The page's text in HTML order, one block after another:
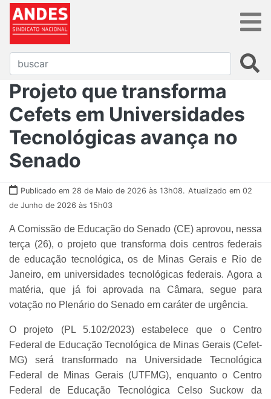
Projeto que transforma
Cefets em Universidades
Tecnológicas avança no
Senado
Publicado em 28 de Maio de 2026 às 13h08. Atualizado em 02
de Junho de 2026 às 15h03
A Comissão de Educação do Senado (CE) aprovou, nessa
terça (26), o projeto que transforma dois centros federais
de educação tecnológica, os de Minas Gerais e Rio de
Janeiro, em universidades tecnológicas federais. Agora a
matéria, que já foi aprovada na Câmara, segue para
votação no Plenário do Senado em caráter de urgência.
O projeto (PL 5.102/2023) estabelece que o Centro
Federal de Educação Tecnológica de Minas Gerais (Cefet-
MG) será transformado na Universidade Tecnológica
Federal de Minas Gerais (UTFMG), enquanto o Centro
Federal de Educação Tecnológica Celso Suckow da